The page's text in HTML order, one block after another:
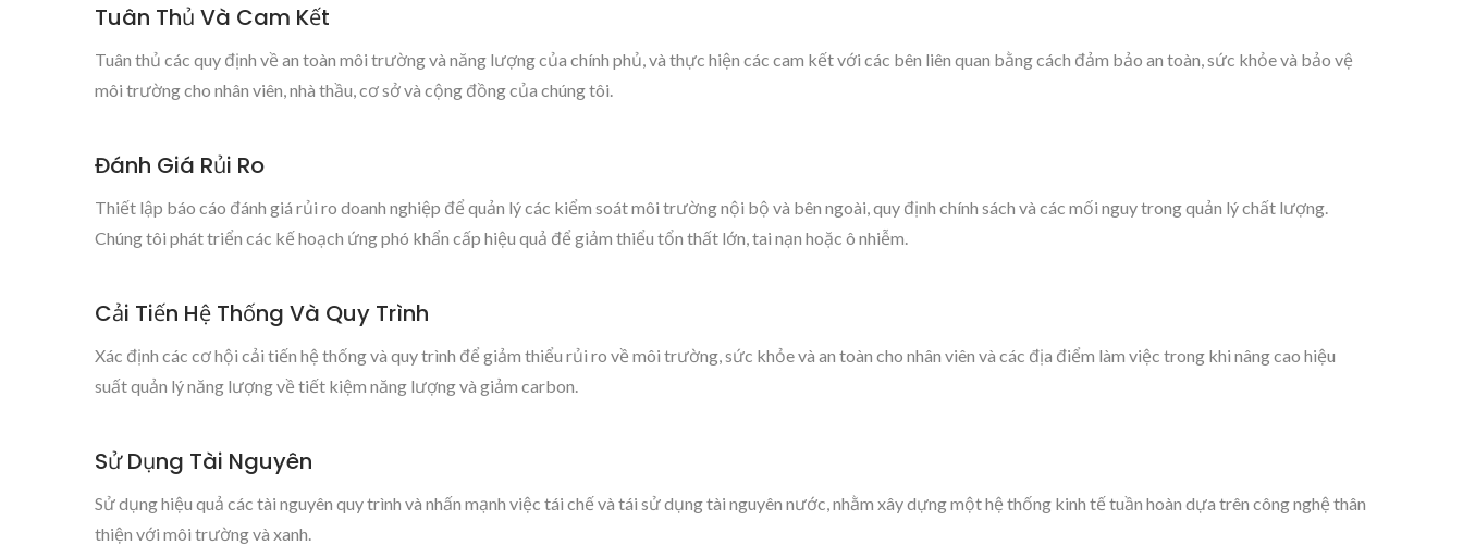
Tuân Thủ Và Cam Kết
Tuân thủ các quy định về an toàn môi trường và năng lượng của chính phủ, và thực hiện các cam kết với các bên liên quan bằng cách đảm bảo an toàn, sức khỏe và bảo vệ
môi trường cho nhân viên, nhà thầu, cơ sở và cộng đồng của chúng tôi.
Đánh Giá Rủi Ro
Thiết lập báo cáo đánh giá rủi ro doanh nghiệp để quản lý các kiểm soát môi trường nội bộ và bên ngoài, quy định chính sách và các mối nguy trong quản lý chất lượng.
Chúng tôi phát triển các kế hoạch ứng phó khẩn cấp hiệu quả để giảm thiểu tổn thất lớn, tai nạn hoặc ô nhiễm.
Cải Tiến Hệ Thống Và Quy Trình
Xác định các cơ hội cải tiến hệ thống và quy trình để giảm thiểu rủi ro về môi trường, sức khỏe và an toàn cho nhân viên và các địa điểm làm việc trong khi nâng cao hiệu
suất quản lý năng lượng về tiết kiệm năng lượng và giảm carbon.
Sử Dụng Tài Nguyên
Sử dụng hiệu quả các tài nguyên quy trình và nhấn mạnh việc tái chế và tái sử dụng tài nguyên nước, nhằm xây dựng một hệ thống kinh tế tuần hoàn dựa trên công nghệ thân
thiện với môi trường và xanh.